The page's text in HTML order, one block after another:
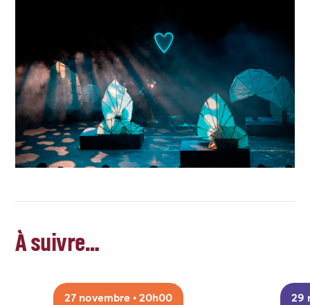
À suivre…
27 novembre • 20h00 29